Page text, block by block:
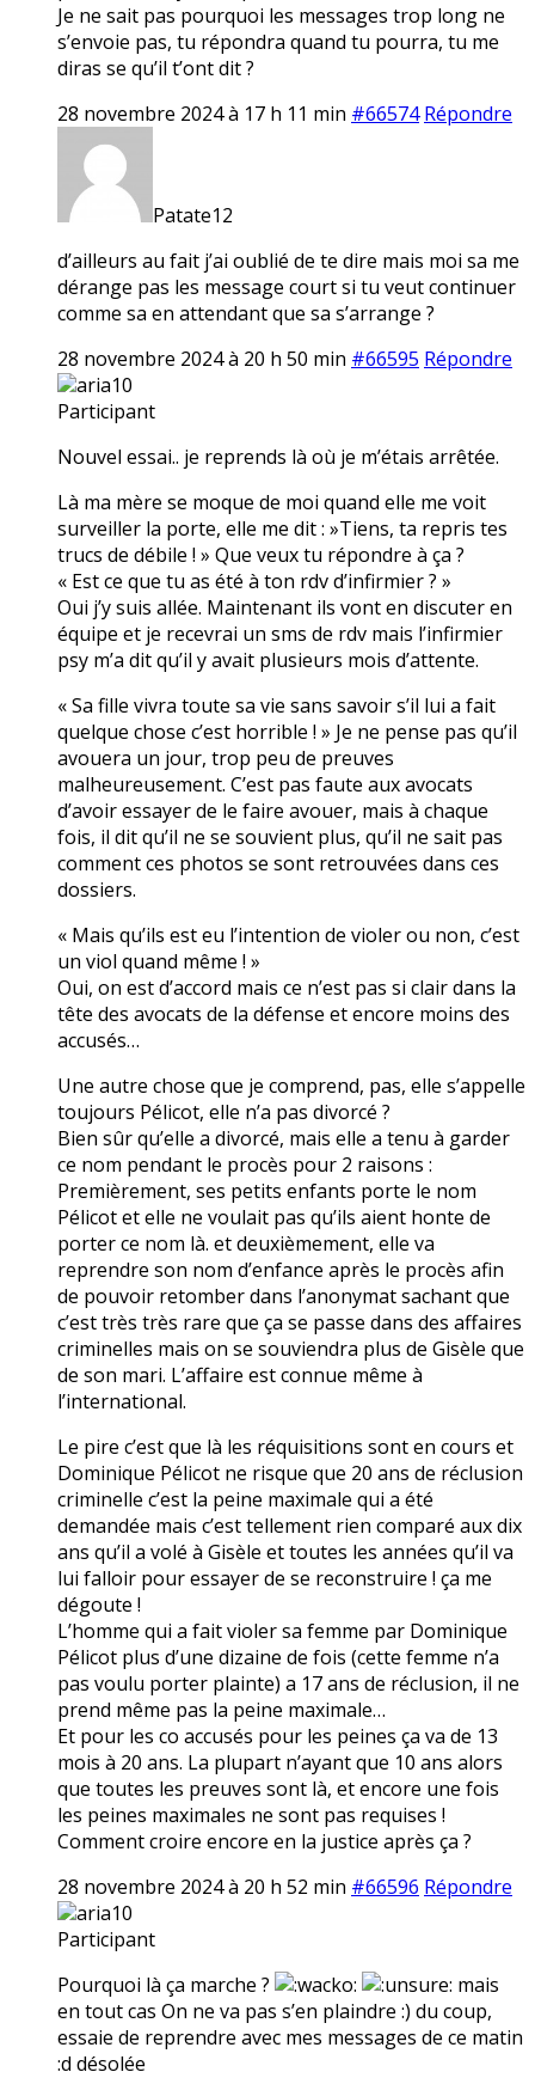
Je ne sait pas pourquoi les messages trop long ne
s’envoie pas, tu répondra quand tu pourra, tu me
diras se qu’il t’ont dit ?
28 novembre 2024 à 17 h 11 min #66574 Répondre
Patate12
d’ailleurs au fait j’ai oublié de te dire mais moi sa me
dérange pas les message court si tu veut continuer
comme sa en attendant que sa s’arrange ?
28 novembre 2024 à 20 h 50 min #66595 Répondre
aria10
Participant
Nouvel essai.. je reprends là où je m’étais arrêtée.
Là ma mère se moque de moi quand elle me voit
surveiller la porte, elle me dit : »Tiens, ta repris tes
trucs de débile ! » Que veux tu répondre à ça ?
« Est ce que tu as été à ton rdv d’infirmier ? »
Oui j’y suis allée. Maintenant ils vont en discuter en
équipe et je recevrai un sms de rdv mais l’infirmier
psy m’a dit qu’il y avait plusieurs mois d’attente.
« Sa fille vivra toute sa vie sans savoir s’il lui a fait
quelque chose c’est horrible ! » Je ne pense pas qu’il
avouera un jour, trop peu de preuves
malheureusement. C’est pas faute aux avocats
d’avoir essayer de le faire avouer, mais à chaque
fois, il dit qu’il ne se souvient plus, qu’il ne sait pas
comment ces photos se sont retrouvées dans ces
dossiers.
« Mais qu’ils est eu l’intention de violer ou non, c’est
un viol quand même ! »
Oui, on est d’accord mais ce n’est pas si clair dans la
tête des avocats de la défense et encore moins des
accusés…
Une autre chose que je comprend, pas, elle s’appelle
toujours Pélicot, elle n’a pas divorcé ?
Bien sûr qu’elle a divorcé, mais elle a tenu à garder
ce nom pendant le procès pour 2 raisons :
Premièrement, ses petits enfants porte le nom
Pélicot et elle ne voulait pas qu’ils aient honte de
porter ce nom là. et deuxièmement, elle va
reprendre son nom d’enfance après le procès afin
de pouvoir retomber dans l’anonymat sachant que
c’est très très rare que ça se passe dans des affaires
criminelles mais on se souviendra plus de Gisèle que
de son mari. L’affaire est connue même à
l’international.
Le pire c’est que là les réquisitions sont en cours et
Dominique Pélicot ne risque que 20 ans de réclusion
criminelle c’est la peine maximale qui a été
demandée mais c’est tellement rien comparé aux dix
ans qu’il a volé à Gisèle et toutes les années qu’il va
lui falloir pour essayer de se reconstruire ! ça me
dégoute !
L’homme qui a fait violer sa femme par Dominique
Pélicot plus d’une dizaine de fois (cette femme n’a
pas voulu porter plainte) a 17 ans de réclusion, il ne
prend même pas la peine maximale…
Et pour les co accusés pour les peines ça va de 13
mois à 20 ans. La plupart n’ayant que 10 ans alors
que toutes les preuves sont là, et encore une fois
les peines maximales ne sont pas requises !
Comment croire encore en la justice après ça ?
28 novembre 2024 à 20 h 52 min #66596 Répondre
aria10
Participant
Pourquoi là ça marche ?
mais
en tout cas On ne va pas s’en plaindre :) du coup,
essaie de reprendre avec mes messages de ce matin
:d désolée